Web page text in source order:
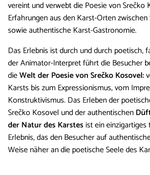
vereint und verwebt die Poesie von Srečko
Erfahrungen aus den Karst-Orten
sowie authentische Karst-Gastronomie.
Das Erlebnis ist durch und durch poetisch,
der Animator-Interpret führt die Besucher
dieWelt der Poesie von Srečko Kosovel:
Karsts bis zum Expressionismus, vom
Konstruktivismus. Das Erleben der
Srečko Kosovel und der authentischen
der Natur des Karstesist ein
Erlebnis, das den Besucher auf
Weise näher an die poetische Seele des